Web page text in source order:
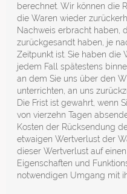
berechnet. Wir können die
die Waren wieder
Nachweis erbracht haben,
zurückgesandt haben, je
Zeitpunkt ist. Sie haben die
jedem Fall spätestens
an dem Sie uns über den
unterrichten, an uns
Die Frist ist gewahrt, wenn
von vierzehn Tagen
Kosten der Rücksendung
etwaigen Wertverlust der
dieser Wertverlust auf
Eigenschaften und
notwendigen Umgang mit